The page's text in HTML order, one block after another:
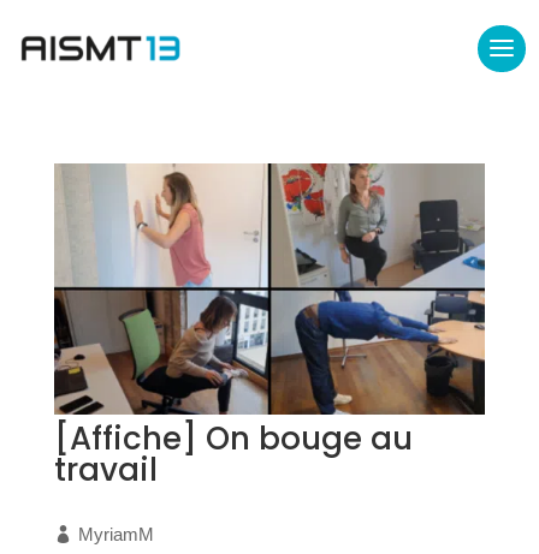
[Affiche] On bouge au
travail
MyriamM